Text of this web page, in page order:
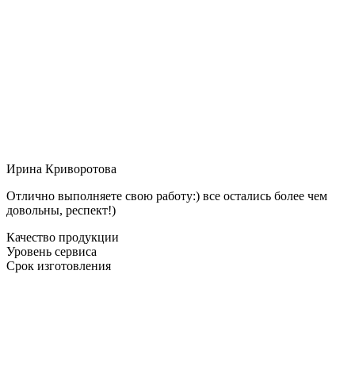
Ирина Криворотова
Отлично выполняете свою работу:) все остались более чем
довольны, респект!)
Качество продукции
Уровень сервиса
Срок изготовления